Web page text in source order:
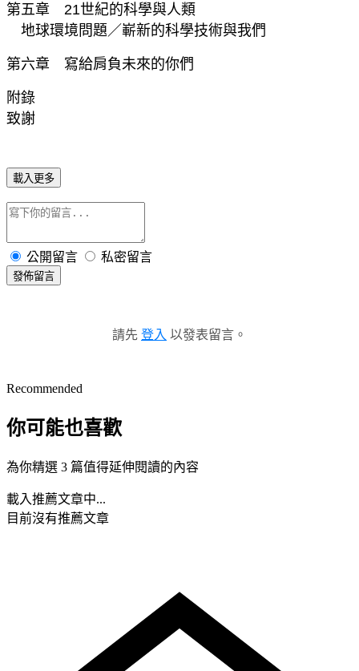
第五章 21世紀的科學與人類
地球環境問題／嶄新的科學技術與我們
第六章 寫給肩負未來的你們
附錄
致謝
載入更多
公開留言 私密留言
發佈留言
請先 登入 以發表留言。
Recommended
你可能也喜歡
為你精選 3 篇值得延伸閱讀的內容
載入推薦文章中...
目前沒有推薦文章